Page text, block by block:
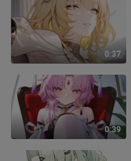
0:37
0:39